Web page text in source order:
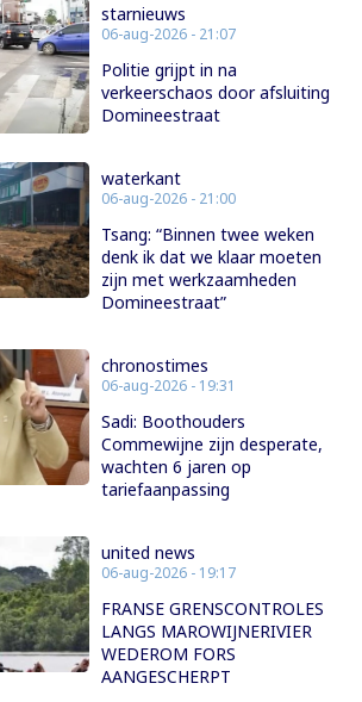
starnieuws
06-aug-2026 - 21:07
Politie grijpt in na
verkeerschaos door afsluiting
Domineestraat
waterkant
06-aug-2026 - 21:00
Tsang: “Binnen twee weken
denk ik dat we klaar moeten
zijn met werkzaamheden
Domineestraat”
chronostimes
06-aug-2026 - 19:31
Sadi: Boothouders
Commewijne zijn desperate,
wachten 6 jaren op
tariefaanpassing
united news
06-aug-2026 - 19:17
FRANSE GRENSCONTROLES
LANGS MAROWIJNERIVIER
WEDEROM FORS
AANGESCHERPT